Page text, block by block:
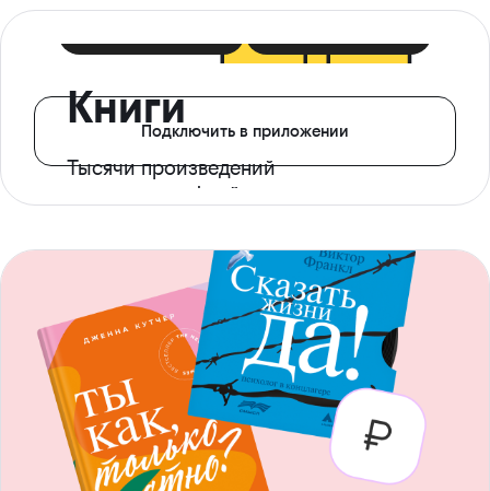
Книги
Тысячи произведений
с доступом офлайн
Подключить в приложении